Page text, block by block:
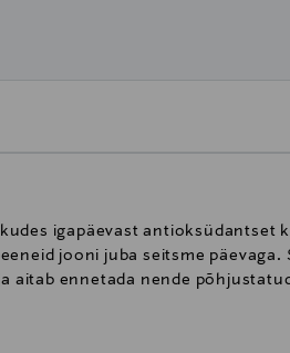
igapäevast antioksüdantset
jooni juba seitsme päevaga.
aitab ennetada nende